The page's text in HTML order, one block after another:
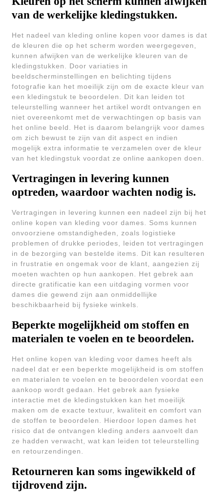
van de werkelijke kledingstukken.
Het nadeel van kleding online kopen voor dames is dat
de kleuren die op het scherm worden weergegeven,
kunnen afwijken van de werkelijke kleuren van de
kledingstukken. Door variaties in
beeldscherminstellingen en belichting tijdens
fotografie kan het moeilijk zijn om de exacte kleur van
een kledingstuk te beoordelen. Dit kan leiden tot
teleurstelling wanneer het artikel wordt ontvangen en
niet overeenkomt met de verwachtingen op basis van
het online beeld. Het is daarom belangrijk voor dames
om zich bewust te zijn van dit aspect en indien
mogelijk extra informatie te verzamelen over de kleur
van het kledingstuk voordat ze online aankopen doen.
Vertragingen in levering kunnen
optreden, waardoor wachten nodig is.
Vertragingen in levering kunnen een nadeel zijn bij het
online kopen van kleding voor dames. Soms kunnen
onvoorziene omstandigheden, zoals logistieke
problemen of drukke periodes, leiden tot vertragingen
in de bezorging van bestelde items. Dit kan resulteren
in frustratie en ongemak voor de klant, aangezien zij
moeten wachten op hun aankopen. Het gebrek aan
directe gratificatie kan een uitdaging vormen voor
dames die gewend zijn aan onmiddellijke
beschikbaarheid bij fysieke winkels.
Beperkte mogelijkheid om stoffen en
materialen te voelen en te beoordelen.
Het online kopen van kleding voor dames heeft als
nadeel dat er een beperkte mogelijkheid is om stoffen
en materialen te voelen en te beoordelen voordat een
aankoop wordt gedaan. Het gebrek aan fysieke
interactie met de kledingstukken kan het moeilijk
maken om de exacte textuur, kwaliteit en comfort van
de stoffen te beoordelen. Hierdoor lopen dames het
risico dat de ontvangen kleding anders aanvoelt dan
ze hadden verwacht, wat kan leiden tot teleurstelling
en retourzendingen.
Retourneren kan soms ingewikkeld of
tijdrovend zijn.